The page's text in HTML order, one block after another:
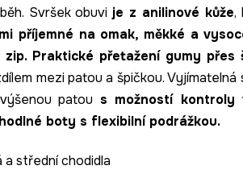
Svršek obuvi je z anilinové kůže,
příjemné na omak, měkké a
zip. Praktické přetažení gumy přes
mezi patou a špičkou.
patou s možností kontroly
boty s flexibilní podrážkou.
a střední chodidla